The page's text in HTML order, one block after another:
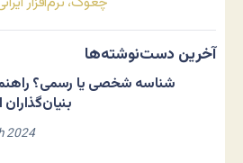
آخرین دست‌نوشته‌ها
شناسه شخصی یا رسمی؟
2024